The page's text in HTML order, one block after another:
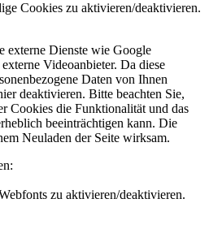
Cookies zu aktivieren/deaktivieren.
externe Dienste wie Google
Videoanbieter. Da diese
Daten von Ihnen
deaktivieren. Bitte beachten Sie,
Cookies die Funktionalität und das
beeinträchtigen kann. Die
Neuladen der Seite wirksam.
zu aktivieren/deaktivieren.